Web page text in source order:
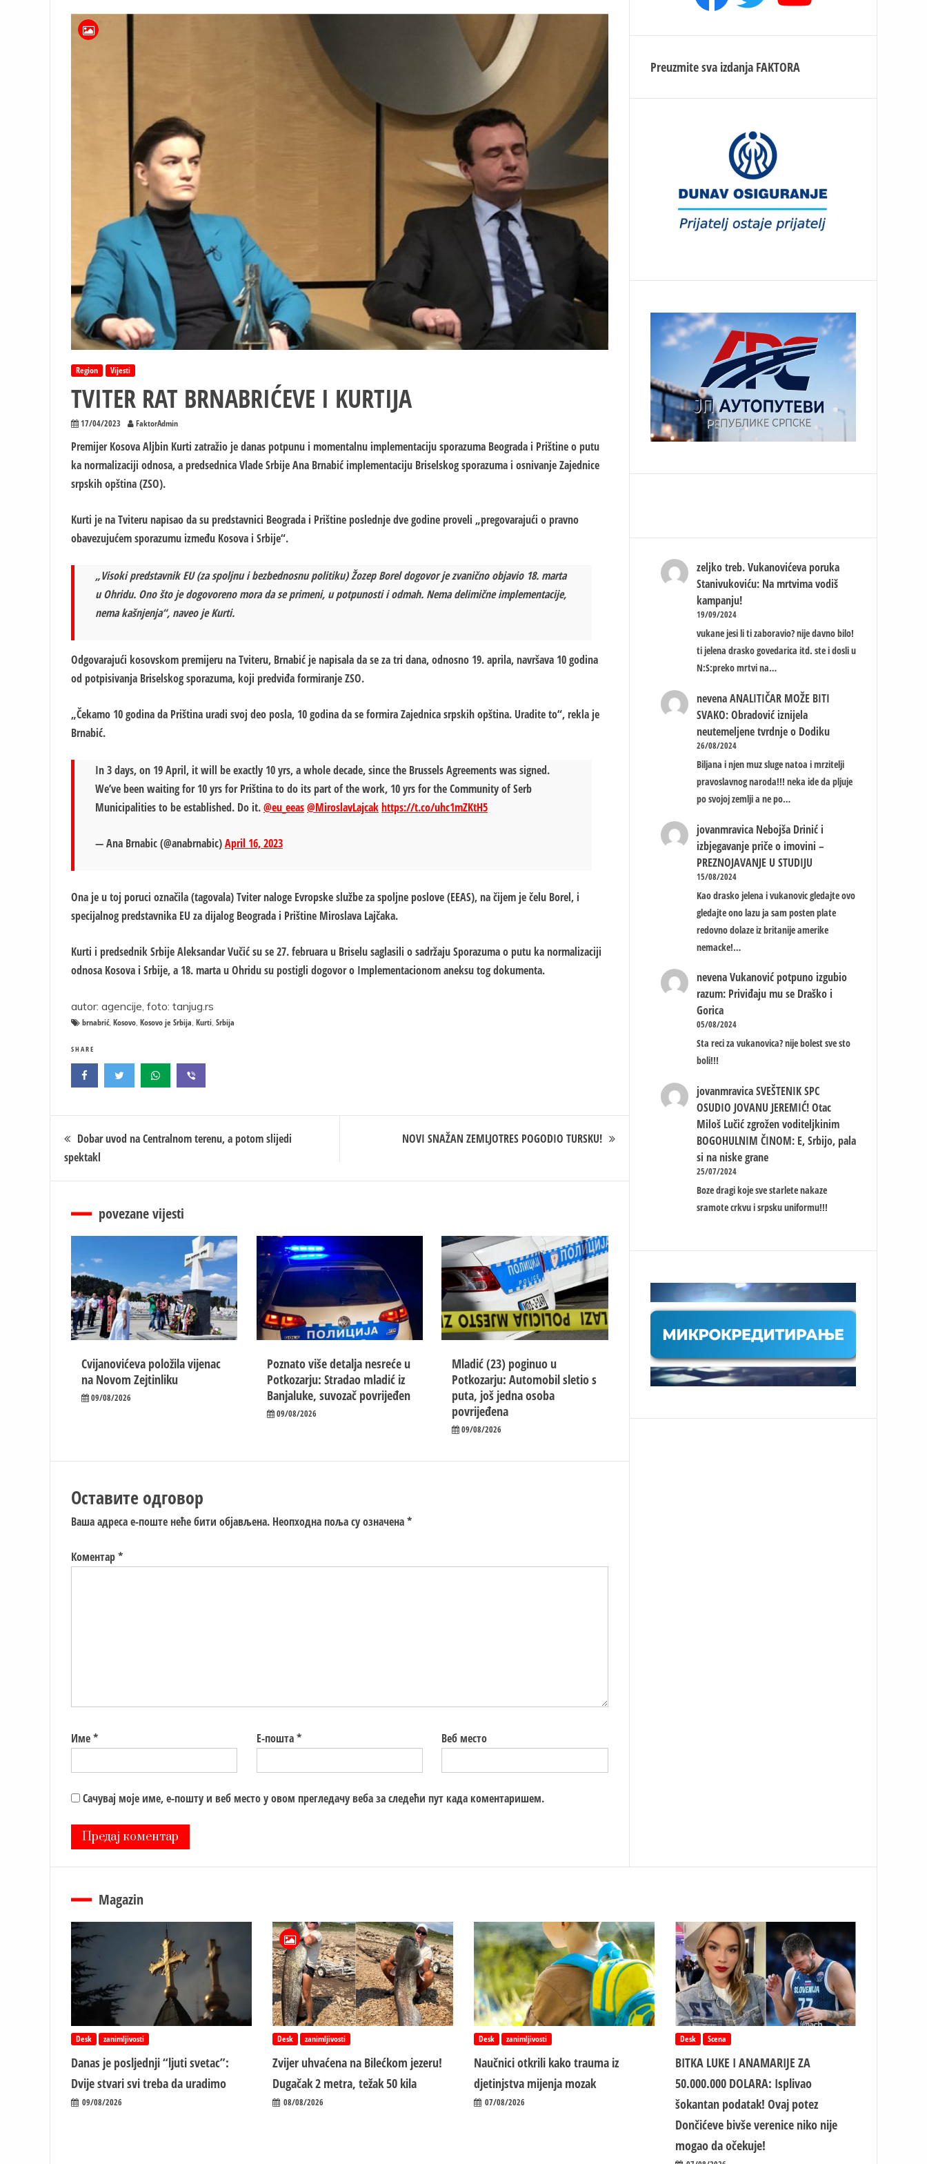
Region Vijesti
TVITER RAT BRNABRIĆEVE I KURTIJA
17/04/2023 FaktorAdmin
Premijer Kosova Aljbin Kurti zatražio je danas potpunu i momentalnu implementaciju sporazuma Beograda i Prištine o putu
ka normalizaciji odnosa, a predsednica Vlade Srbije Ana Brnabić implementaciju Briselskog sporazuma i osnivanje Zajednice
srpskih opština (ZSO).
Kurti je na Tviteru napisao da su predstavnici Beograda i Prištine poslednje dve godine proveli „pregovarajući o pravno
obavezujućem sporazumu između Kosova i Srbije“.
„Visoki predstavnik EU (za spoljnu i bezbednosnu politiku) Žozep Borel dogovor je zvanično objavio 18. marta
u Ohridu. Ono što je dogovoreno mora da se primeni, u potpunosti i odmah. Nema delimične implementacije,
nema kašnjenja“, naveo je Kurti.
Odgovarajući kosovskom premijeru na Tviteru, Brnabić je napisala da se za tri dana, odnosno 19. aprila, navršava 10 godina
od potpisivanja Briselskog sporazuma, koji predviđa formiranje ZSO.
„Čekamo 10 godina da Priština uradi svoj deo posla, 10 godina da se formira Zajednica srpskih opština. Uradite to“, rekla je
Brnabić.
In 3 days, on 19 April, it will be exactly 10 yrs, a whole decade, since the Brussels Agreements was signed.
We’ve been waiting for 10 yrs for Priština to do its part of the work, 10 yrs for the Community of Serb
Municipalities to be established. Do it.@eu_eeas@MiroslavLajcakhttps://t.co/uhc1mZKtH5
— Ana Brnabic (@anabrnabic)April 16, 2023
Ona je u toj poruci označila (tagovala) Tviter naloge Evropske službe za spoljne poslove (EEAS), na čijem je čelu Borel, i
specijalnog predstavnika EU za dijalog Beograda i Prištine Miroslava Lajčaka.
Kurti i predsednik Srbije Aleksandar Vučić su se 27. februara u Briselu saglasili o sadržaju Sporazuma o putu ka normalizaciji
odnosa Kosova i Srbije, a 18. marta u Ohridu su postigli dogovor o Implementacionom aneksu tog dokumenta.
autor: agencije, foto: tanjug.rs
brnabrić, Kosovo Kosovo je Srbija Kurti Srbija
SHARE
Кретање
чланка
Dobar uvod na Centralnom terenu, a potom slijedi
spektakl
NOVI SNAŽAN ZEMLJOTRES POGODIO TURSKU!
povezane vijesti
Cvijanovićeva položila vijenac
na Novom Zejtinliku
09/08/2026
Poznato više detalja nesreće u
Potkozarju: Stradao mladić iz
Banjaluke, suvozač povrijeđen
09/08/2026
Mladić (23) poginuo u
Potkozarju: Automobil sletio s
puta, još jedna osoba
povrijeđena
09/08/2026
Оставите одговор
Ваша адреса е-поште неће бити објављена. Неопходна поља су означена*
Коментар*
Име* Е-пошта* Веб место
Сачувај моје име, е-пошту и веб место у овом прегледачу веба за следећи пут када коментаришем.
Preuzmite sva izdanja FAKTORA
zeljko treb. Vukanovićeva poruka
Stanivukoviću: Na mrtvima vodiš
kampanju!
19/09/2024
vukane jesi li ti zaboravio? nije davno bilo!
ti jelena drasko govedarica itd. ste i dosli u
N:S:preko mrtvi na…
nevena ANALITIČAR MOŽE BITI
SVAKO: Obradović iznijela
neutemeljene tvrdnje o Dodiku
26/08/2024
Biljana i njen muz sluge natoa i mrzitelji
pravoslavnog naroda!!! neka ide da pljuje
po svojoj zemlji a ne po…
jovanmravica Nebojša Drinić i
izbjegavanje priče o imovini –
PREZNOJAVANJE U STUDIJU
15/08/2024
Kao drasko jelena i vukanovic gledajte ovo
gledajte ono lazu ja sam posten plate
redovno dolaze iz britanije amerike
nemacke!…
nevena Vukanović potpuno izgubio
razum: Priviđaju mu se Draško i
Gorica
05/08/2024
Sta reci za vukanovica? nije bolest sve sto
boli!!!
jovanmravica SVEŠTENIK SPC
OSUDIO JOVANU JEREMIĆ! Otac
Miloš Lučić zgrožen voditeljkinim
BOGOHULNIM ČINOM: E, Srbijo, pala
si na niske grane
25/07/2024
Boze dragi koje sve starlete nakaze
sramote crkvu i srpsku uniformu!!!
Magazin
Desk zanimljivosti
Danas je posljednji “ljuti svetac”:
Dvije stvari svi treba da uradimo
09/08/2026
Desk zanimljivosti
Zvijer uhvaćena na Bilećkom jezeru!
Dugačak 2 metra, težak 50 kila
08/08/2026
Desk zanimljivosti
Naučnici otkrili kako trauma iz
d‌jetinjstva mijenja mozak
07/08/2026
Desk Scena
BITKA LUKE I ANAMARIJE ZA
50.000.000 DOLARA: Isplivao
šokantan podatak! Ovaj potez
Dončićeve bivše verenice niko nije
mogao da očekuje!